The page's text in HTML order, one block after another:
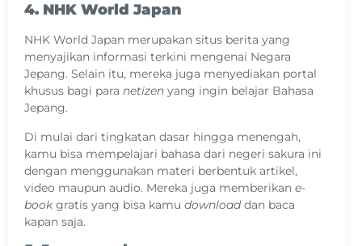
4. NHK World Japan
NHK World Japan merupakan situs berita yang
menyajikan informasi terkini mengenai Negara
Jepang. Selain itu, mereka juga menyediakan portal
khusus bagi para netizen yang ingin belajar Bahasa
Jepang.
Di mulai dari tingkatan dasar hingga menengah,
kamu bisa mempelajari bahasa dari negeri sakura ini
dengan menggunakan materi berbentuk artikel,
video maupun audio. Mereka juga memberikan e-
bookgratis yang bisa kamu downloaddan baca
kapan saja.